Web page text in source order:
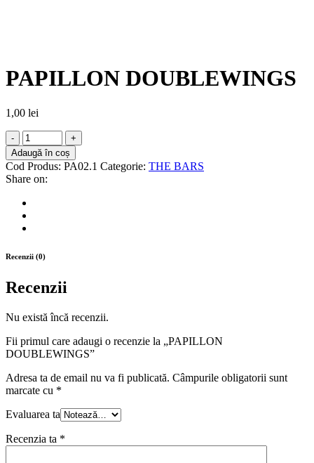
PAPILLON DOUBLEWINGS
1,00 lei
Adaugă în coș
Cod Produs: PA02.1 Categorie: THE BARS
Share on:
Recenzii (0)
Recenzii
Nu există încă recenzii.
Fii primul care adaugi o recenzie la „PAPILLON
DOUBLEWINGS”
Adresa ta de email nu va fi publicată. Câmpurile obligatorii sunt
marcate cu *
Evaluarea ta
Recenzia ta *